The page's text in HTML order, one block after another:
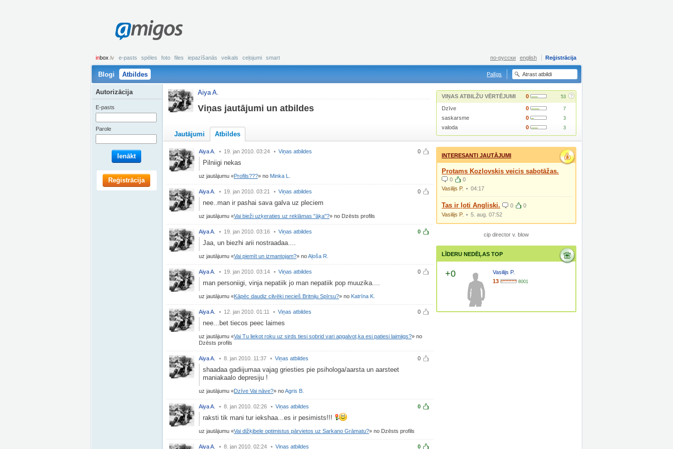
amigos
inbox .lv e-pasts spēles foto files iepazīšanās veikals ceļojumi smart Reģistrācija
по-русски english
Blogi Atbildes Palīgs
Aiya A.
Viņas jautājumi un atbildes
VIŅAS ATBILŽU VĒRTĒJUMI 0 53 ?
Dzīve 0 7
saskarsme 0 3
valoda 0 3
Jautājumi Atbildes
0
Aiya A. 19. jan 2010. 03:24 Viņas atbildes
Pilniigi nekas
uz jautājumu Profils??? no Minka L.
0
Aiya A. 19. jan 2010. 03:21 Viņas atbildes
nee..man ir pashai sava galva uz pleciem
uz jautājumu Vai bieži uzķeraties uz reklāmas "āķa"? no Dzēsts profils
0
Aiya A. 19. jan 2010. 03:16 Viņas atbildes
Jaa, un biezhi arii nostraadaa....
uz jautājumu Vai piemīt un izmantojam? noAļoša R.
0
Aiya A. 19. jan 2010. 03:14 Viņas atbildes
man personiigi, vinja nepatiik jo man nepatiik pop muuzika....
uz jautājumu Kāpēc daudiz cilvēki necieš Britniju Spīrsu? no Katrīna K.
0
Aiya A. 12. jan 2010. 01:11 Viņas atbildes
nee...bet tiecos peec laimes
uz jautājumu Vai Tu liekot roku uz sirds tiesi sobrid vari apgalvot,ka esi patiesi laimiigs?
no
Dzēsts profils
0
Aiya A. 8. jan 2010. 11:37 Viņas atbildes
shaadaa gadiijumaa vajag griesties pie psihologa/aarsta un aarsteet
maniakaalo depresiju !
uz jautājumu Dzīve Vai nāve? noAgris B.
0
Aiya A. 8. jan 2010. 02:26 Viņas atbildes
raksti tik mani tur iekshaa...es ir pesimists!!!
uz jautājumu Vai dižķibele optimistus pārvietos uz Sarkano Grāmatu? no Dzēsts profils
0
Aiya A. 8. jan 2010. 02:24 Viņas atbildes
INTERESANTI JAUTĀJUMI
Protams Kozlovskis veicis sabotāžas.
0
0
Vasilijs P.
04:17
Tas ir ļoti Angliski. 0
0
Vasilijs P.
5. aug. 07:52
cip director v. blow
LĪDERU NEDĒĻAS TOP
+0
Vasilijs P.
13
8001
Autorizācija
E-pasts
Parole
Ienākt
Reģistrācija